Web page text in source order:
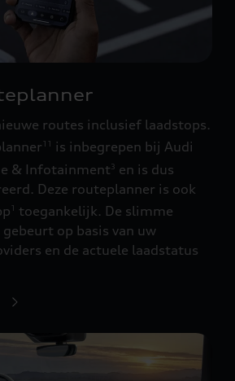
routes inclusief laadstops.
11
is inbegrepen bij Audi
& Infotainment3 en is dus
Deze routeplanner is ook
1
toegankelijk. De slimme
op basis van uw
en de actuele laadstatus